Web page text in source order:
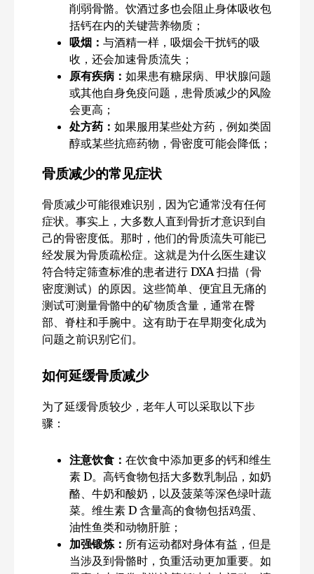
削弱骨骼。饮酒过多也会阻止身体吸收包
括钙在内的关键营养物质；
吸烟： 与酒精一样，吸烟会干扰钙的吸
收，还会加速骨质流失；
原有疾病： 如果患有糖尿病、甲状腺问题
或其他自身免疫问题，患骨质减少的风险
会更高；
处方药： 如果服用某些处方药，例如类固
醇或某些抗癌药物，骨密度可能会降低；
骨质减少的常见症状
骨质减少可能很难识别，因为它通常没有任何
症状。事实上，大多数人直到骨折才意识到自
己的骨密度低。那时，他们的骨质流失可能已
经发展为骨质疏松症。这就是为什么医生建议
符合特定筛查标准的患者进行 DXA 扫描（骨
密度测试）的原因。这些简单、便宜且无痛的
测试可测量骨骼中的矿物质含量，通常在臀
部、脊柱和手腕中。这有助于在早期变化成为
问题之前识别它们。
如何延缓骨质减少
为了延缓骨质较少，老年人可以采取以下步
骤：
注意饮食： 在饮食中添加更多的钙和维生
素 D。高钙食物包括大多数乳制品，如奶
酪、牛奶和酸奶，以及菠菜等深色绿叶蔬
菜。维生素 D 含量高的食物包括鸡蛋、
油性鱼类和动物肝脏；
加强锻炼： 所有运动都对身体有益，但是
当涉及到骨骼时，负重活动更加重要。如